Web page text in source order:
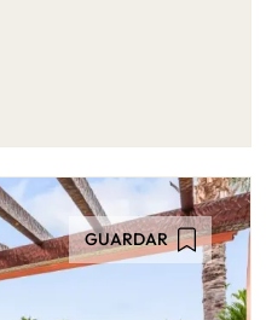
GUARDAR